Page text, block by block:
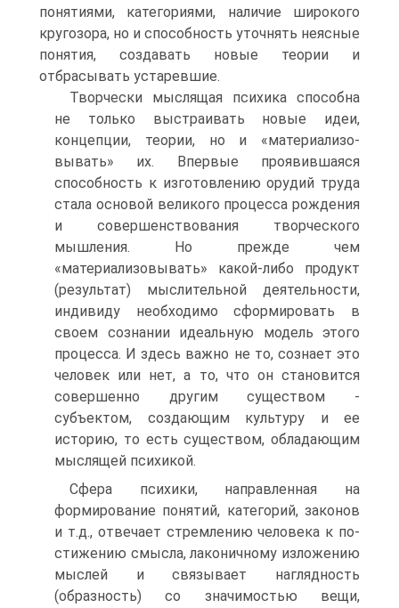
понятиями, категориями, наличие широкого
кругозора, но и способность уточнять неясные
поня­тия, создавать новые теории и
отбрасывать устаревшие.
Творчески мыслящая психика способна
не только вы­страивать новые идеи,
концепции, теории, но и «материализо-
вывать» их. Впервые проявившаяся
способность к изготовле­нию орудий труда
стала основой великого процесса рождения
и совершенствования творческого
мышления. Но прежде чем
«материализовывать» какой-либо продукт
(результат) мысли­тельной деятельности,
индивиду необходимо сформировать в
своем сознании идеальную модель этого
процесса. И здесь важ­но не то, сознает это
человек или нет, а то, что он становится
совершенно другим существом -
субъектом, создающим куль­туру и ее
историю, то есть существом, обладающим
мыслящей психикой.
Сфера психики, направленная на
формирование понятий, категорий, законов
и т.д., отвечает стремлению человека к по­
стижению смысла, лаконичному изложению
мыслей и связыва­ет наглядность
(образность) со значимостью вещи,